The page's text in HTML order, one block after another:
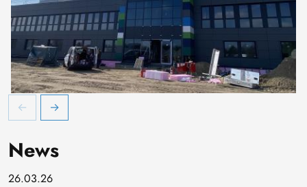
Eingangsbereich 19.03.2026
News
26.03.26